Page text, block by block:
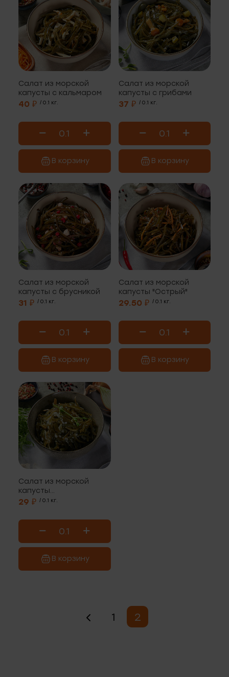
Салат из морской
капусты с кальмаром
40 ₽ / 0.1 кг.
В корзину
Салат из морской
капусты с грибами
37 ₽ / 0.1 кг.
В корзину
Салат из морской
капусты с брусникой
31 ₽ / 0.1 кг.
В корзину
Салат из морской
капусты "Острый"
29.50 ₽ / 0.1 кг.
В корзину
Салат из морской
капусты
"Дальневосточный"
29 ₽ / 0.1 кг.
В корзину
1 2